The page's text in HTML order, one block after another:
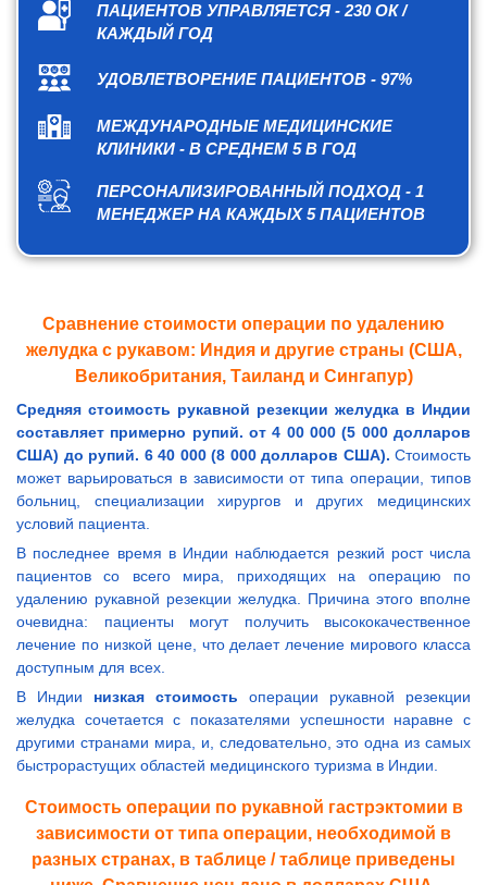
ПАЦИЕНТОВ УПРАВЛЯЕТСЯ - 230 ОК /
КАЖДЫЙ ГОД
УДОВЛЕТВОРЕНИЕ ПАЦИЕНТОВ - 97%
МЕЖДУНАРОДНЫЕ МЕДИЦИНСКИЕ
КЛИНИКИ - В СРЕДНЕМ 5 В ГОД
ПЕРСОНАЛИЗИРОВАННЫЙ ПОДХОД - 1
МЕНЕДЖЕР НА КАЖДЫХ 5 ПАЦИЕНТОВ
Сравнение стоимости операции по удалению
желудка с рукавом: Индия и другие страны (США,
Великобритания, Таиланд и Сингапур)
Средняя стоимость рукавной резекции желудка в Индии
составляет примерно рупий. от 4 00 000 (5 000 долларов
США) до рупий. 6 40 000 (8 000 долларов США). Стоимость
может варьироваться в зависимости от типа операции, типов
больниц, специализации хирургов и других медицинских
условий пациента.
В последнее время в Индии наблюдается резкий рост числа
пациентов со всего мира, приходящих на операцию по
удалению рукавной резекции желудка. Причина этого вполне
очевидна: пациенты могут получить высококачественное
лечение по низкой цене, что делает лечение мирового класса
доступным для всех.
В Индии низкая стоимость операции рукавной резекции
желудка сочетается с показателями успешности наравне с
другими странами мира, и, следовательно, это одна из самых
быстрорастущих областей медицинского туризма в Индии.
Стоимость операции по рукавной гастрэктомии в
зависимости от типа операции, необходимой в
разных странах, в таблице / таблице приведены